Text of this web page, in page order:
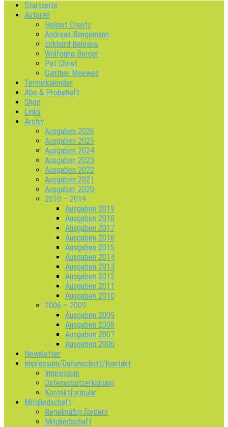
Startseite
Autoren
Helmut Creutz
Andreas Bangemann
Eckhard Behrens
Wolfgang Berger
Pat Christ
Günther Moewes
Terminkalender
Abo & Probeheft
Shop
Links
Archiv
Ausgaben 2026
Ausgaben 2025
Ausgaben 2024
Ausgaben 2023
Ausgaben 2022
Ausgaben 2021
Ausgaben 2020
2010 – 2019
Ausgaben 2019
Ausgaben 2018
Ausgaben 2017
Ausgaben 2016
Ausgaben 2015
Ausgaben 2014
Ausgaben 2013
Ausgaben 2012
Ausgaben 2011
Ausgaben 2010
2006 – 2009
Ausgaben 2009
Ausgaben 2008
Ausgaben 2007
Ausgaben 2006
Newsletter
Impressum/Datenschutz/Kontakt
Impressum
Datenschutzerklärung
Kontaktformular
Mitgliedschaft
Regelmäßig fördern
Mitgliedschaft